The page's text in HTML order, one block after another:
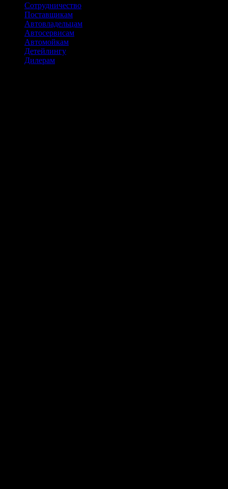
Сотрудничество
Поставщикам
Автовладельцам
Автосервисам
Автомойкам
Детейлингу
Дилерам